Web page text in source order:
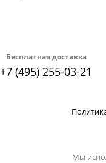
Бесплатная доставка
+7 (495) 255-03-21
Мы